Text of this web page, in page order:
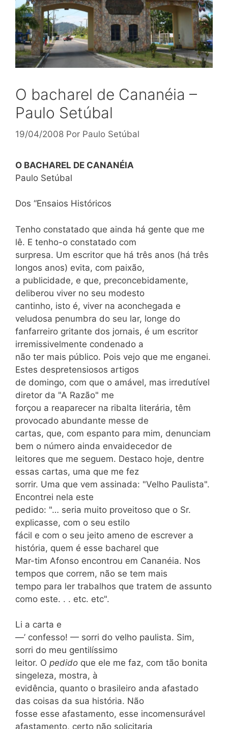
O bacharel de Cananéia –
Paulo Setúbal
19/04/2008 Por Paulo Setúbal
O BACHAREL DE CANANÉIA
Paulo Setúbal
Dos “Ensaios Históricos
Tenho constatado que ainda há gente que me
lê. E tenho-o constatado com
surpresa. Um escritor que há três anos (há três
longos anos) evita, com paixão,
a publicidade, e que, preconcebidamente,
deliberou viver no seu modesto
cantinho, isto é, viver na aconchegada e
veludosa penumbra do seu lar, longe do
fanfarreiro gritante dos jornais, é um escritor
irremissivelmente condenado a
não ter mais público. Pois vejo que me enganei.
Estes despretensiosos artigos
de domingo, com que o amável, mas irredutível
diretor da "A Razão" me
forçou a reaparecer na ribalta literária, têm
provocado abundante messe de
cartas, que, com espanto para mim, denunciam
bem o número ainda envaidecedor de
leitores que me seguem. Destaco hoje, dentre
essas cartas, uma que me fez
sorrir. Uma que vem assinada: "Velho Paulista".
Encontrei nela este
pedido: "… seria muito proveitoso que o Sr.
explicasse, com o seu estilo
fácil e com o seu jeito ameno de escrever a
história, quem é esse bacharel que
Mar-tim Afonso encontrou em Cananéia. Nos
tempos que correm, não se tem mais
tempo para ler trabalhos que tratem de assunto
como este. . . etc. etc".
Li a carta e
—’ confesso! — sorri do velho paulista. Sim,
sorri do meu gentilíssimo
leitor. O pedido que ele me faz, com tão bonita
singeleza, mostra, à
evidência, quanto o brasileiro anda afastado
das coisas da sua história. Não
fosse esse afastamento, esse incomensurável
afastamento, certo não solicitaria